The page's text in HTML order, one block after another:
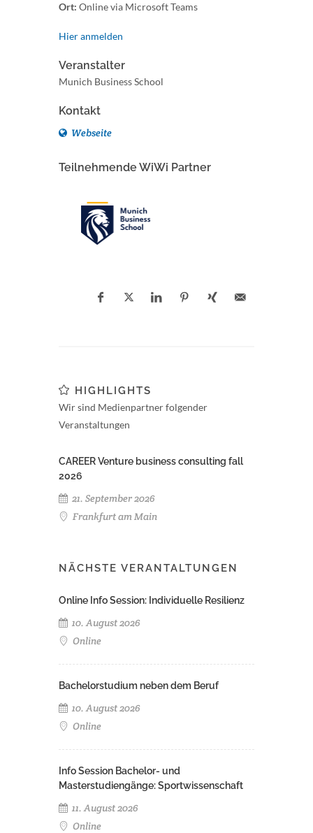
Ort: Online via Microsoft Teams
Hier anmelden
Veranstalter
Munich Business School
Kontakt
Webseite
Teilnehmende WiWi Partner
HIGHLIGHTS
Wir sind Medienpartner folgender
Veranstaltungen
CAREER Venture business consulting fall
2026
21. September 2026
Frankfurt am Main
NÄCHSTE VERANTALTUNGEN
Online Info Session: Individuelle Resilienz
10. August 2026
Online
Bachelorstudium neben dem Beruf
10. August 2026
Online
Info Session Bachelor- und
Masterstudiengänge: Sportwissenschaft
11. August 2026
Online